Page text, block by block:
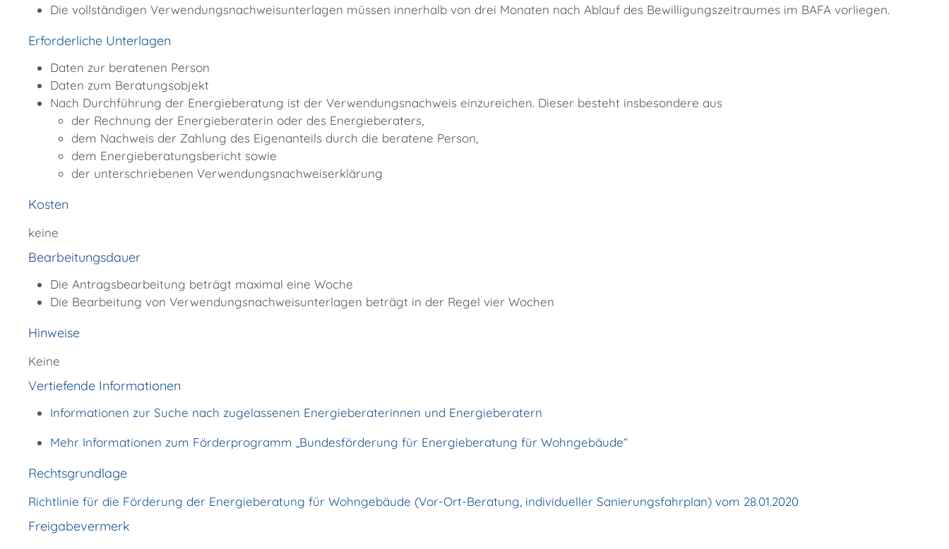
Die vollständigen Verwendungsnachweisunterlagen müssen innerhalb von drei Monaten nach Ablauf des Bewilligungszeitraumes im BAFA vorliegen.
Erforderliche Unterlagen
Daten zur beratenen Person
Daten zum Beratungsobjekt
Nach Durchführung der Energieberatung ist der Verwendungsnachweis einzureichen. Dieser besteht insbesondere aus
der Rechnung der Energieberaterin oder des Energieberaters,
dem Nachweis der Zahlung des Eigenanteils durch die beratene Person,
dem Energieberatungsbericht sowie
der unterschriebenen Verwendungsnachweiserklärung
Kosten
keine
Bearbeitungsdauer
Die Antragsbearbeitung beträgt maximal eine Woche
Die Bearbeitung von Verwendungsnachweisunterlagen beträgt in der Regel vier Wochen
Hinweise
Keine
Vertiefende Informationen
Informationen zur Suche nach zugelassenen Energieberaterinnen und Energieberatern
Mehr Informationen zum Förderprogramm „Bundesförderung für Energieberatung für Wohngebäude“
Rechtsgrundlage
Richtlinie für die Förderung der Energieberatung für Wohngebäude (Vor-Ort-Beratung, individueller Sanierungsfahrplan) vom 28.01.2020
Freigabevermerk